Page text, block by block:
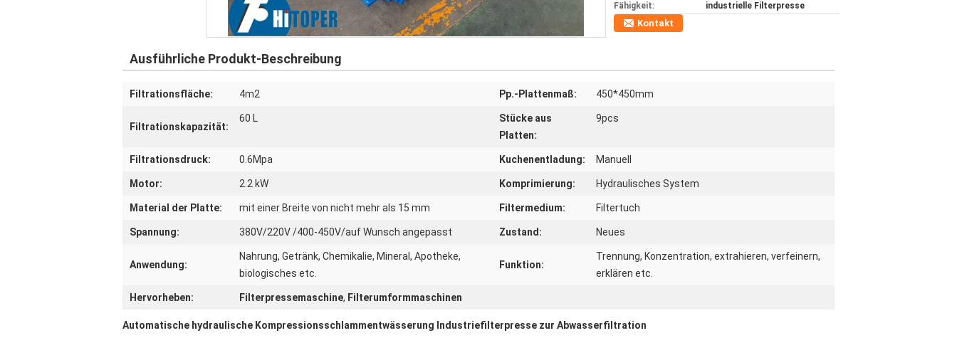
Fähigkeit:
industrielle Filterpresse
Kontakt
Ausführliche Produkt-Beschreibung
Filtrationsfläche: 4m2 Pp.-Plattenmaß: 450*450mm
Filtrationskapazität:
60 L
Stücke aus
Platten:
9pcs
Filtrationsdruck: 0.6Mpa Kuchenentladung: Manuell
Motor: 2.2 kW Komprimierung: Hydraulisches System
Material der Platte: mit einer Breite von nicht mehr als 15 mm Filtermedium: Filtertuch
Spannung: 380V/220V /400-450V/auf Wunsch angepasst Zustand: Neues
Anwendung:
Nahrung, Getränk, Chemikalie, Mineral, Apotheke,
biologisches etc.
Funktion:
Trennung, Konzentration, extrahieren, verfeinern,
erklären etc.
Hervorheben: Filterpressemaschine, Filterumformmaschinen
Automatische hydraulische Kompressionsschlammentwässerung Industriefilterpresse zur Abwasserfiltration